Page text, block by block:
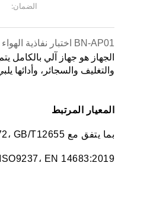
الضمان:
BN-AP01 اختبار نفاذية الهواء الرقمية التلقائية
الجهاز هو جهاز آلي
والتغليف والسجائر، وأدائها
المعيار المرتبط
بما يتفق مع GB/T458، ISO5636، QB/T1667، GB/T22819، GB/T23227، ISO2965، YC/T172، GB/T12655
ISO9237، EN 14683:2019